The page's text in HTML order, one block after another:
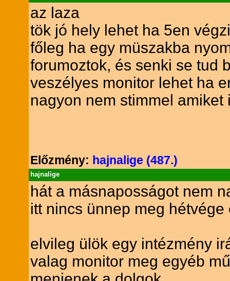
az laza
tök jó hely lehet ha 5en
főleg ha egy müszakba
forumoztok, és senki se tud
veszélyes monitor lehet ha
nagyon nem stimmel amiket
Előzmény: hajnalige (487.)
hajnalige
hát a másnaposságot nem
itt nincs ünnep meg
elvileg ülök egy intézmény
valag monitor meg egyéb